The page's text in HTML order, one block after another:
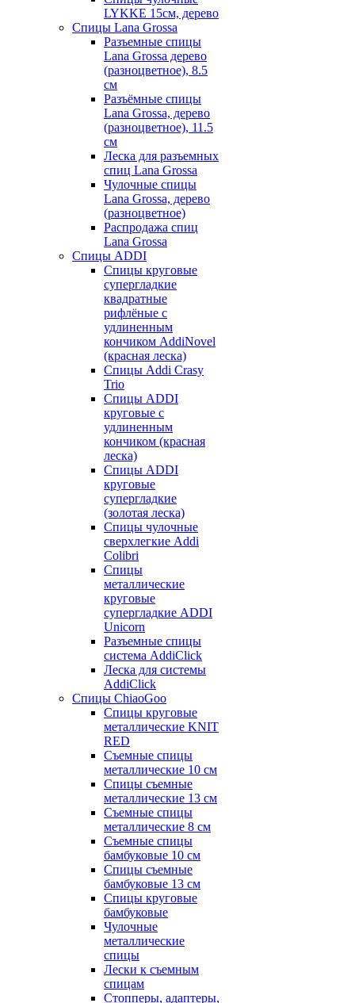
LYKKE 15см, дерево
Спицы Lana Grossa
Разъемные спицы
Lana Grossa дерево
(разноцветное), 8.5
см
Разъёмные спицы
Lana Grossa, дерево
(разноцветное), 11.5
см
Леска для разъемных
спиц Lana Grossa
Чулочные спицы
Lana Grossa, дерево
(разноцветное)
Распродажа спиц
Lana Grossa
Спицы ADDI
Спицы круговые
супергладкие
квадратные
рифлёные с
удлиненным
кончиком AddiNovel
(красная леска)
Спицы Addi Crasy
Trio
Спицы ADDI
круговые с
удлиненным
кончиком (красная
леска)
Спицы ADDI
круговые
супергладкие
(золотая леска)
Спицы чулочные
сверхлегкие Addi
Colibri
Спицы
металлические
круговые
супергладкие ADDI
Unicorn
Разъемные спицы
система AddiClick
Леска для системы
AddiClick
Спицы ChiaoGoo
Спицы круговые
металлические KNIT
RED
Съемные спицы
металлические 10 см
Спицы съемные
металлические 13 см
Съемные спицы
металлические 8 см
Съемные спицы
бамбуковые 10 см
Спицы съемные
бамбуковые 13 см
Спицы круговые
бамбуковые
Чулочные
металлические
спицы
Лески к съемным
спицам
Стопперы, адаптеры,